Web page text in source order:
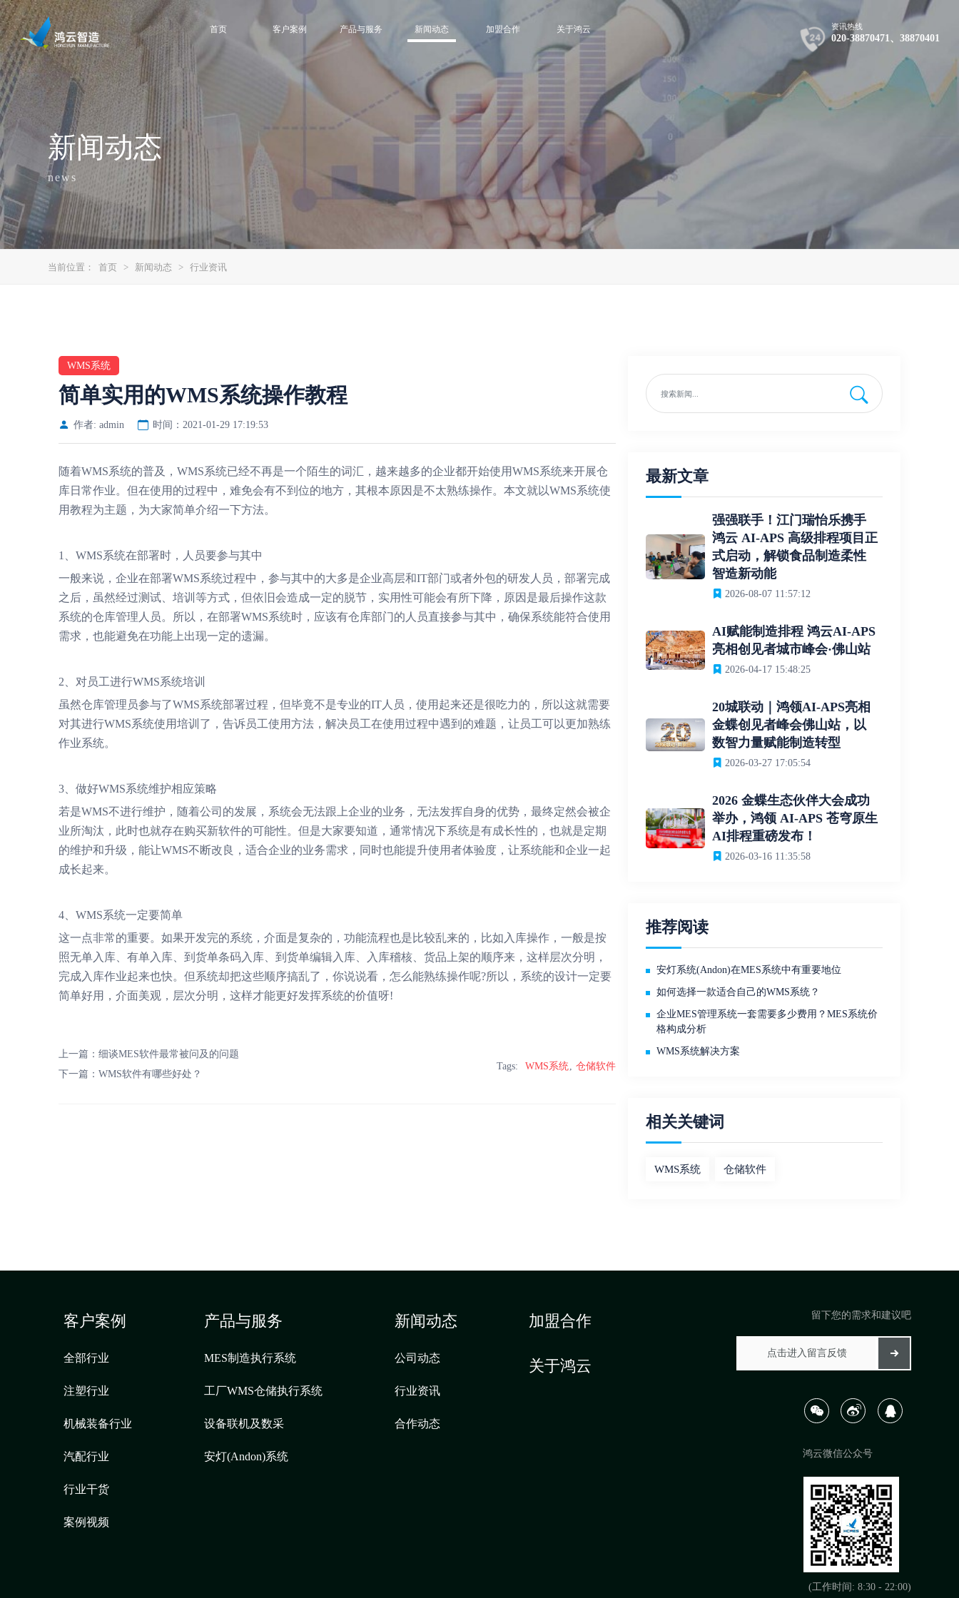
首页 客户案例 产品与服务 新闻动态 加盟合作 关于鸿云 资讯热线
020-38870471、38870401
新闻动态
news
当前位置： 首页 > 新闻动态 > 行业资讯
WMS系统
简单实用的WMS系统操作教程
作者: admin 时间：2021-01-29 17:19:53
随着WMS系统的普及，WMS系统已经不再是一个陌生的词汇，越来越多的企业都开始使用WMS系统来开展仓
库日常作业。但在使用的过程中，难免会有不到位的地方，其根本原因是不太熟练操作。本文就以WMS系统使
用教程为主题，为大家简单介绍一下方法。
1、WMS系统在部署时，人员要参与其中
一般来说，企业在部署WMS系统过程中，参与其中的大多是企业高层和IT部门或者外包的研发人员，部署完成
之后，虽然经过测试、培训等方式，但依旧会造成一定的脱节，实用性可能会有所下降，原因是最后操作这款
系统的仓库管理人员。所以，在部署WMS系统时，应该有仓库部门的人员直接参与其中，确保系统能符合使用
需求，也能避免在功能上出现一定的遗漏。
2、对员工进行WMS系统培训
虽然仓库管理员参与了WMS系统部署过程，但毕竟不是专业的IT人员，使用起来还是很吃力的，所以这就需要
对其进行WMS系统使用培训了，告诉员工使用方法，解决员工在使用过程中遇到的难题，让员工可以更加熟练
作业系统。
3、做好WMS系统维护相应策略
若是WMS不进行维护，随着公司的发展，系统会无法跟上企业的业务，无法发挥自身的优势，最终定然会被企
业所淘汰，此时也就存在购买新软件的可能性。但是大家要知道，通常情况下系统是有成长性的，也就是定期
的维护和升级，能让WMS不断改良，适合企业的业务需求，同时也能提升使用者体验度，让系统能和企业一起
成长起来。
4、WMS系统一定要简单
这一点非常的重要。如果开发完的系统，介面是复杂的，功能流程也是比较乱来的，比如入库操作，一般是按
照无单入库、有单入库、到货单条码入库、到货单编辑入库、入库稽核、货品上架的顺序来，这样层次分明，
完成入库作业起来也快。但系统却把这些顺序搞乱了，你说说看，怎么能熟练操作呢?所以，系统的设计一定要
简单好用，介面美观，层次分明，这样才能更好发挥系统的价值呀!
上一篇：细谈MES软件最常被问及的问题
下一篇：WMS软件有哪些好处？
Tags: WMS系统 仓储软件
最新文章
强强联手！江门瑞怡乐携手
鸿云 AI-APS 高级排程项目正
式启动，解锁食品制造柔性
智造新动能
2026-08-07 11:57:12
AI赋能制造排程 鸿云AI-APS
亮相创见者城市峰会·佛山站
2026-04-17 15:48:25
20城联动｜鸿领AI-APS亮相
金蝶创见者峰会佛山站，以
数智力量赋能制造转型
2026-03-27 17:05:54
2026 金蝶生态伙伴大会成功
举办，鸿领 AI-APS 苍穹原生
AI排程重磅发布！
2026-03-16 11:35:58
推荐阅读
安灯系统(Andon)在MES系统中有重要地位
如何选择一款适合自己的WMS系统？
企业MES管理系统一套需要多少费用？MES系统价
格构成分析
WMS系统解决方案
相关关键词
WMS系统 仓储软件
客户案例
全部行业
注塑行业
机械装备行业
汽配行业
行业干货
案例视频
产品与服务
MES制造执行系统
工厂WMS仓储执行系统
设备联机及数采
安灯(Andon)系统
新闻动态
公司动态
行业资讯
合作动态
加盟合作
关于鸿云
留下您的需求和建议吧
鸿云微信公众号
(工作时间: 8:30 - 22:00)